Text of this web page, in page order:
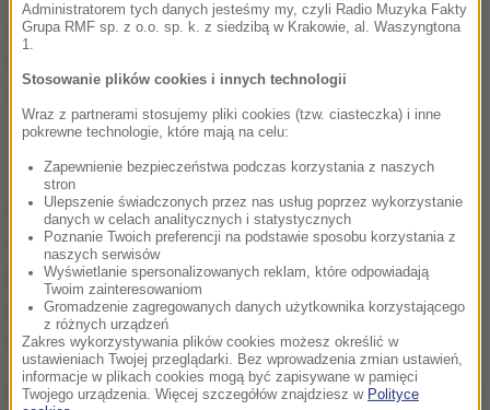
Amerykanów pracowały razem, aby nieść te zasady
aktywność obywatelską
- odnotował.
Jednocześnie wyraził opinię, że rocznica ta jest
„zaproszeniem nie tylko do świętowania tej
niezwykłej drogi narodu, lecz także do refleksji nad
odpowiedzialnością, jaką synowie i córki tego kraju
ponoszą wobec siebie nawzajem oraz wobec
pokoleń, które odziedziczą państwo kształtowane
dziś”.
Leon XIV przypomniał wkład Kościoła katolickiego
Administratorem tych danych jesteśmy my, czyli Radio Muzyka Fakty
Grupa RMF sp. z o.o. sp. k. z siedzibą w Krakowie, al. Waszyngtona
1.
Stosowanie plików cookies i innych technologii
Wraz z partnerami stosujemy pliki cookies (tzw. ciasteczka) i inne
pokrewne technologie, które mają na celu:
Zapewnienie bezpieczeństwa podczas korzystania z naszych
stron
Ulepszenie świadczonych przez nas usług poprzez wykorzystanie
danych w celach analitycznych i statystycznych
Poznanie Twoich preferencji na podstawie sposobu korzystania z
naszych serwisów
Wyświetlanie spersonalizowanych reklam, które odpowiadają
Twoim zainteresowaniom
Gromadzenie zagregowanych danych użytkownika korzystającego
z różnych urządzeń
Zakres wykorzystywania plików cookies możesz określić w
ustawieniach Twojej przeglądarki. Bez wprowadzenia zmian ustawień,
informacje w plikach cookies mogą być zapisywane w pamięci
Twojego urządzenia. Więcej szczegółów znajdziesz w Polityce